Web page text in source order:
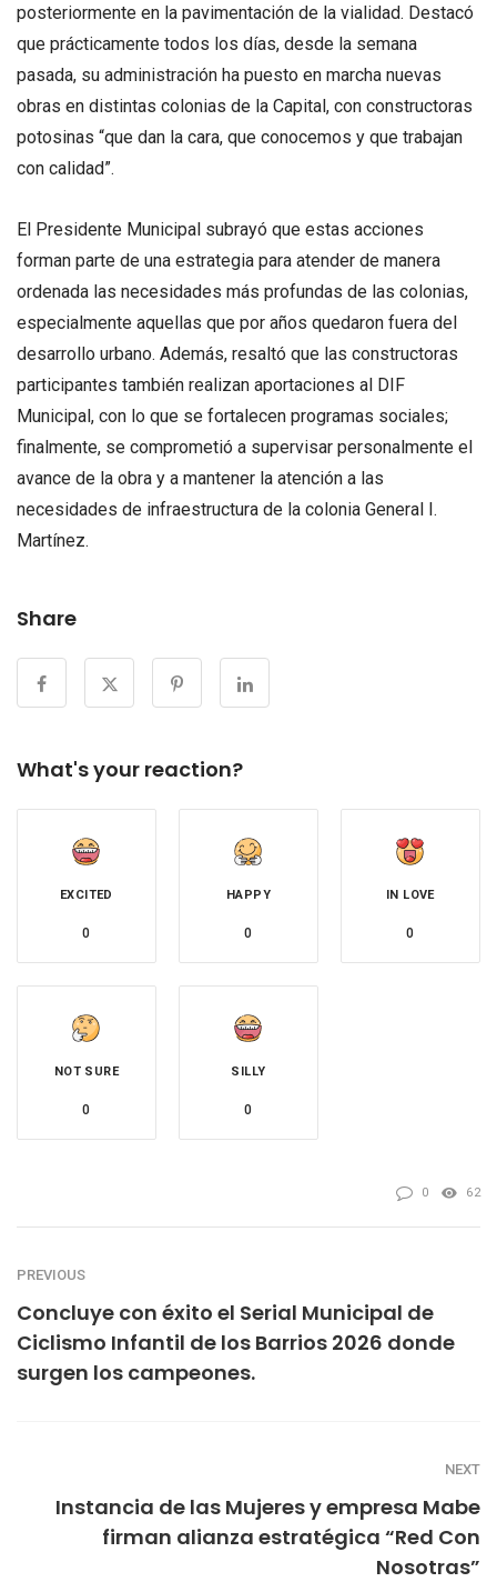
posteriormente en la pavimentación de la vialidad. Destacó
que prácticamente todos los días, desde la semana
pasada, su administración ha puesto en marcha nuevas
obras en distintas colonias de la Capital, con constructoras
potosinas “que dan la cara, que conocemos y que trabajan
con calidad”.
El Presidente Municipal subrayó que estas acciones
forman parte de una estrategia para atender de manera
ordenada las necesidades más profundas de las colonias,
especialmente aquellas que por años quedaron fuera del
desarrollo urbano. Además, resaltó que las constructoras
participantes también realizan aportaciones al DIF
Municipal, con lo que se fortalecen programas sociales;
finalmente, se comprometió a supervisar personalmente el
avance de la obra y a mantener la atención a las
necesidades de infraestructura de la colonia General I.
Martínez.
Share
What's your reaction?
EXCITED
0
HAPPY
0
IN LOVE
0
NOT SURE
0
SILLY
0
0 62
PREVIOUS
Concluye con éxito el Serial Municipal de
Ciclismo Infantil de los Barrios 2026 donde
surgen los campeones.
NEXT
Instancia de las Mujeres y empresa Mabe
firman alianza estratégica “Red Con
Nosotras”